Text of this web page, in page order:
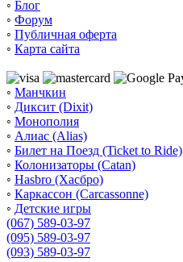
◦ Блог
◦ Форум
◦ Публичная оферта
◦ Карта сайта
◦ Манчкин
◦ Диксит (Dixit)
◦ Монополия
◦ Алиас (Alias)
◦ Билет на Поезд (Ticket to Ride)
◦ Колонизаторы (Catan)
◦ Hasbro (Хасбро)
◦ Каркассон (Carcassonne)
◦ Детские игры
(067) 589-03-97
(095) 589-03-97
(093) 589-03-97